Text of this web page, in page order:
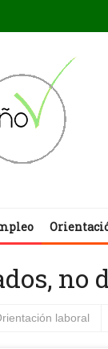
no
laboral